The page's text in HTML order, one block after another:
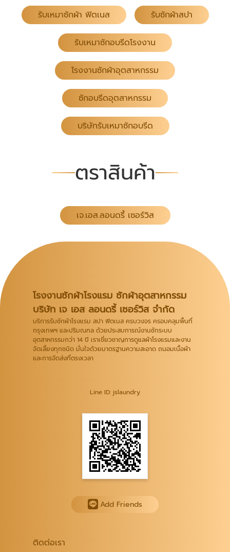
รับเหมาซักผ้า ฟิตเนส รับซักผ้าสปา
รับเหมาซักอบรีดโรงงาน
โรงงานซักผ้าอุตสาหกรรม
ซักอบรีดอุตสาหกรรม
บริษัทรับเหมาซักอบรีด
ตราสินค้า
เจ.เอส.ลอนดรี้ เซอร์วิส
โรงงานซักผ้าโรงแรม ซักผ้าอุตสาหกรรม
บริษัท เจ เอส ลอนดรี้ เซอร์วิส จำกัด
บริการรับซักผ้าโรงแรม สปา ฟิตเนส ครบวงจร ครอบคลุมพื้นที่
กรุงเทพฯ และปริมณฑล ด้วยประสบการณ์งานซักระบบ
อุตสาหกรรมกว่า 14 ปี เราเชี่ยวชาญการดูแลผ้าโรงแรมและงาน
จัดเลี้ยงทุกชนิด มั่นใจด้วยมาตรฐานความสะอาด ถนอมเนื้อผ้า
และการจัดส่งที่ตรงเวลา
Line ID: jslaundry
Add Friends
ติดต่อเรา